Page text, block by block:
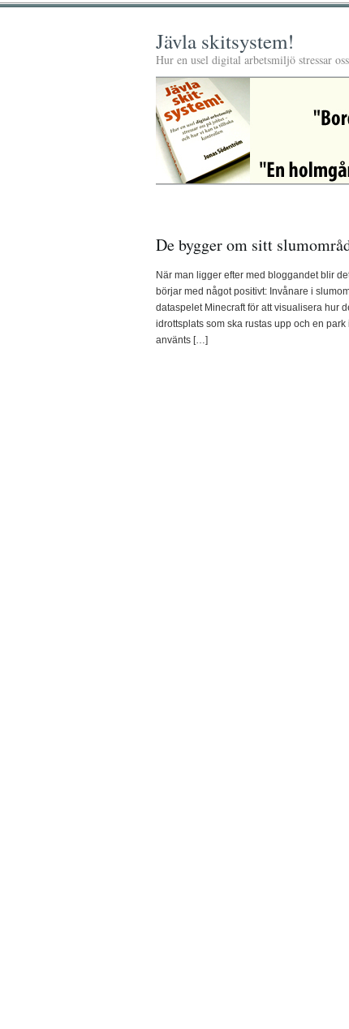
Jävla skitsystem!
Hur en usel digital arbetsmiljö stressar
De bygger om sitt
När man ligger efter med bloggandet blir
börjar med något positivt: Invånare i
dataspelet Minecraft för att visualisera hur
idrottsplats som ska rustas upp och en
använts […]